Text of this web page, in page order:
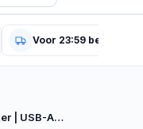
Voor 23:59 besteld,
| USB-A…